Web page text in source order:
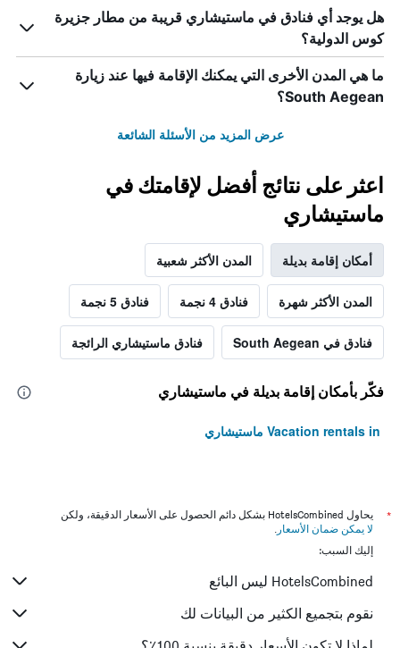
هل يوجد أي فنادق في ماستيشاري قريبة من مطار جزيرة
كوس الدولية؟
ما هي المدن الأخرى التي يمكنك الإقامة فيها عند زيارة
South Aegean؟
عرض المزيد من الأسئلة الشائعة
اعثر على نتائج أفضل لإقامتك في
ماستيشاري
أمكان إقامة بديلة المدن الأكثر شعبية
المدن الأكثر شهرة فنادق 4 نجمة فنادق 5 نجمة
فنادق في South Aegean فنادق ماستيشاري الرائجة
فكّر بأمكان إقامة بديلة في ماستيشاري
Vacation rentals in ماستيشاري
*
يحاول HotelsCombined بشكل دائم الحصول على الأسعار الدقيقة، ولكن
لا يمكن ضمان الأسعار .
إليك السبب:
HotelsCombined ليس البائع
نقوم بتجميع الكثير من البيانات لك